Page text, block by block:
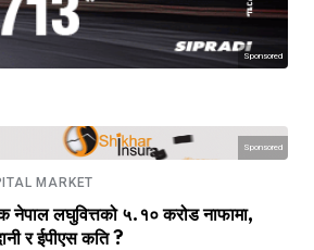
Sponsored
Sponsored
MARKET
नेपाल लघुवित्तको ५.१० करोड नाफामा,
र ईपीएस कति ?